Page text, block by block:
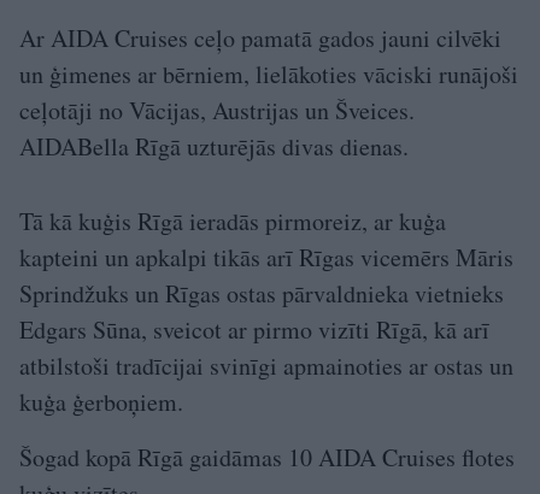
Ar AIDA Cruises ceļo pamatā gados jauni cilvēki
un ģimenes ar bērniem, lielākoties vāciski runājoši
ceļotāji no Vācijas, Austrijas un Šveices.
AIDABella Rīgā uzturējās divas dienas.
Tā kā kuģis Rīgā ieradās pirmoreiz, ar kuģa
kapteini un apkalpi tikās arī Rīgas vicemērs Māris
Sprindžuks un Rīgas ostas pārvaldnieka vietnieks
Edgars Sūna, sveicot ar pirmo vizīti Rīgā, kā arī
atbilstoši tradīcijai svinīgi apmainoties ar ostas un
kuģa ģerboņiem.
Šogad kopā Rīgā gaidāmas 10 AIDA Cruises flotes